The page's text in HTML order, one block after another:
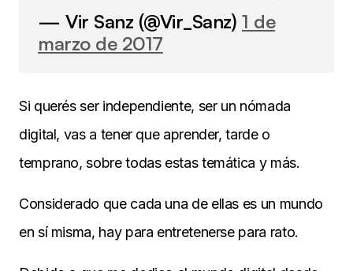
— Vir Sanz (@Vir_Sanz) 1 de
marzo de 2017
Si querés ser independiente, ser un nómada
digital, vas a tener que aprender, tarde o
temprano, sobre todas estas temática y más.
Considerado que cada una de ellas es un mundo
en sí misma, hay para entretenerse para rato.